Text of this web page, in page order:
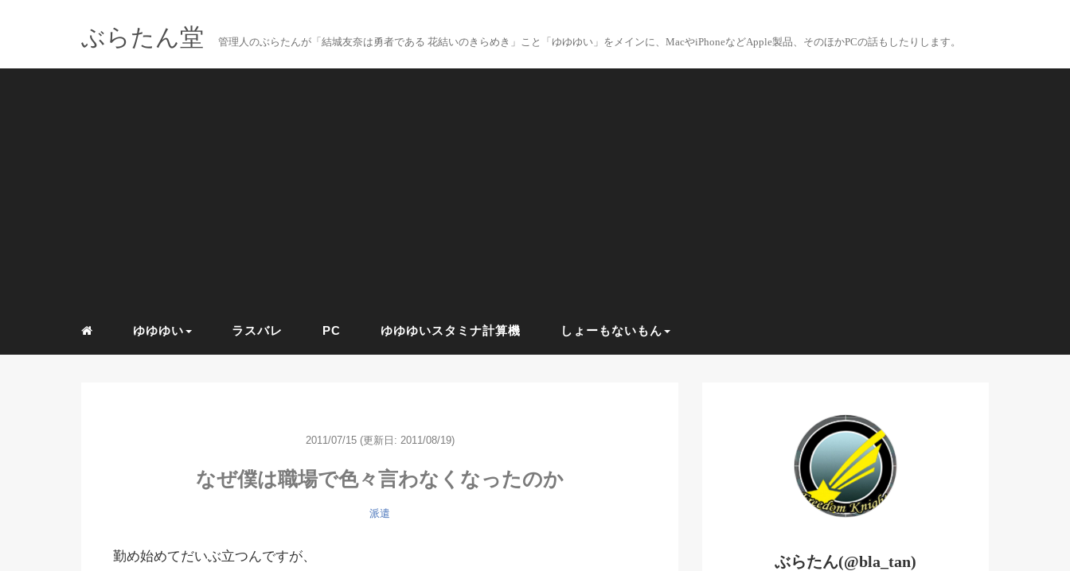
ぶらたん堂 管理人のぶらたんが「結城友奈は勇者である 花結いのきらめき」こと「ゆゆゆい」をメインに、MacやiPhoneなどApple製品、そのほかPCの話もしたりします。
ゆゆゆい ラスバレ PC ゆゆゆいスタミナ計算機 しょーもないもん
2011/07/15 (更新日: 2011/08/19)
なぜ僕は職場で色々言わなくなったのか
派遣
勤め始めてだいぶ立つんですが、
ぶらたん(@bla_tan)